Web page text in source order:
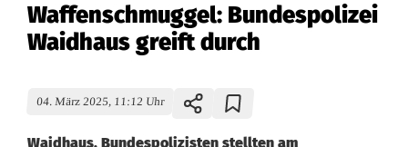
Waffenschmuggel: Bundespolizei
Waidhaus greift durch
04. März 2025, 11:12 Uhr
Waidhaus. Bundespolizisten stellten am